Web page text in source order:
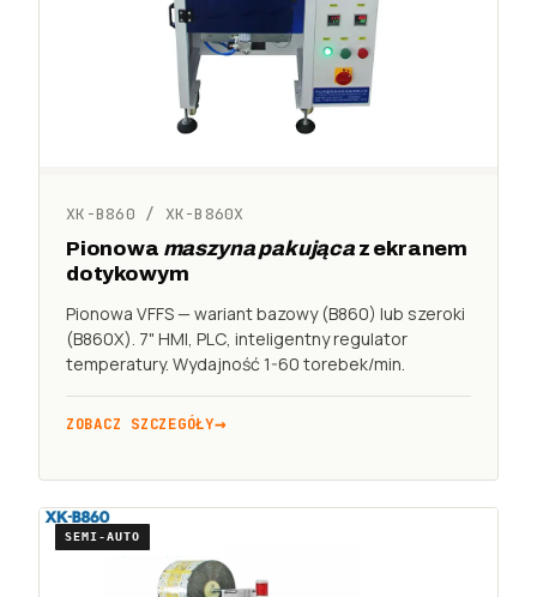
XK-B860 / XK-B860X
Pionowa maszyna pakującaz ekranem
dotykowym
Pionowa VFFS — wariant bazowy (B860) lub szeroki
(B860X). 7" HMI, PLC, inteligentny regulator
temperatury. Wydajność 1-60 torebek/min.
ZOBACZ SZCZEGÓŁY
SEMI-AUTO